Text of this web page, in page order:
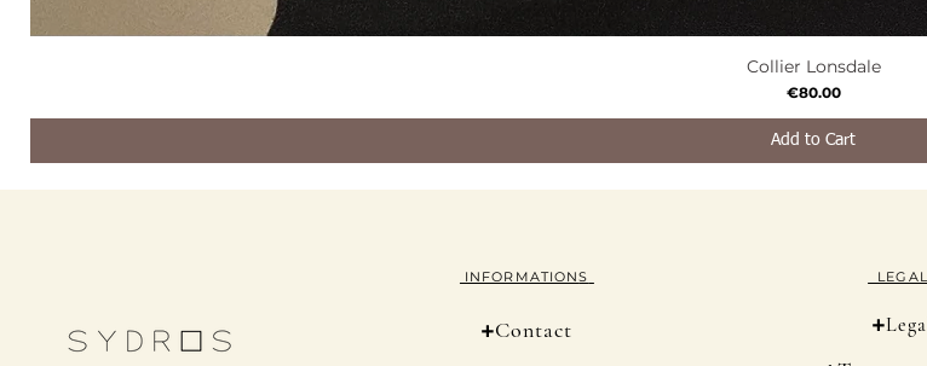
Quick View
Collier Lonsdale
Price
€80.00
Add to Cart
INFORMATIONS
+Contact +